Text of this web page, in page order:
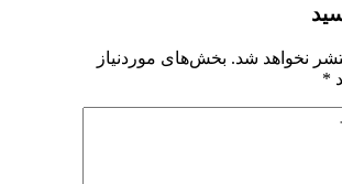
نخواهد شد. بخش‌های موردنیاز
*